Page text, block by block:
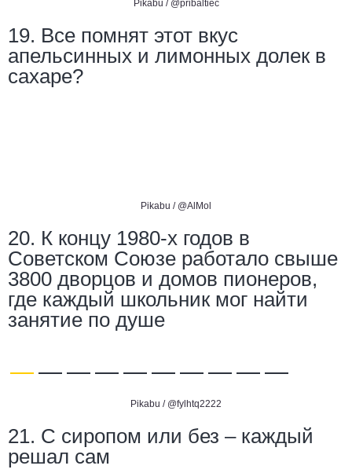
Pikabu / @pribaltiec
19. Все помнят этот вкус
апельсинных и лимонных долек в
сахаре?
Pikabu / @AlMol
20. К концу 1980-х годов в
Советском Союзе работало свыше
3800 дворцов и домов пионеров,
где каждый школьник мог найти
занятие по душе
Pikabu / @fylhtq2222
21. С сиропом или без – каждый
решал сам